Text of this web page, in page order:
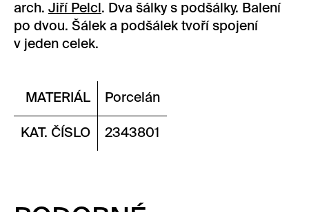
arch. Jiří Pelcl . Dva šálky s podšálky. Balení
po dvou. Šálek a podšálek tvoří spojení
v jeden celek.
MATERIÁL Porcelán
KAT. ČÍSLO 2343801